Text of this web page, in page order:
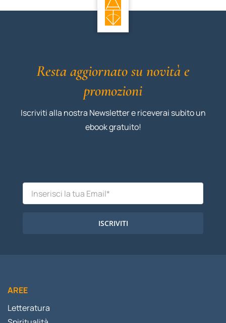
Resta aggiornato su novità e
promozioni
Iscriviti alla nostra Newsletter e riceverai subito un
ebook gratuito!
ISCRIVITI
AREE
Letteratura